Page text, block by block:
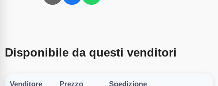
Disponibile da questi venditori
Venditore Prezzo Spedizione